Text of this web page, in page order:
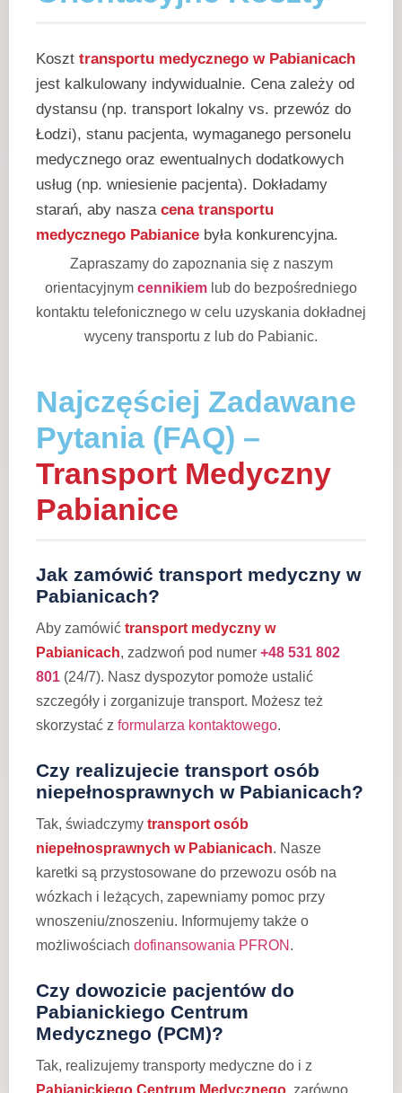
Koszt transportu medycznego w Pabianicach
jest kalkulowany indywidualnie. Cena zależy od
dystansu (np. transport lokalny vs. przewóz do
Łodzi), stanu pacjenta, wymaganego personelu
medycznego oraz ewentualnych dodatkowych
usług (np. wniesienie pacjenta). Dokładamy
starań, aby nasza cena transportu
medycznego Pabianice była konkurencyjna.
Zapraszamy do zapoznania się z naszym
orientacyjnym cennikiem lub do bezpośredniego
kontaktu telefonicznego w celu uzyskania dokładnej
wyceny transportu z lub do Pabianic.
Najczęściej Zadawane
Pytania (FAQ) –
Transport Medyczny
Pabianice
Jak zamówić transport medyczny w
Pabianicach?
Aby zamówić transport medyczny w
Pabianicach, zadzwoń pod numer +48 531 802
801 (24/7). Nasz dyspozytor pomoże ustalić
szczegóły i zorganizuje transport. Możesz też
skorzystać z formularza kontaktowego.
Czy realizujecie transport osób
niepełnosprawnych w Pabianicach?
Tak, świadczymy transport osób
niepełnosprawnych w Pabianicach. Nasze
karetki są przystosowane do przewozu osób na
wózkach i leżących, zapewniamy pomoc przy
wnoszeniu/znoszeniu. Informujemy także o
możliwościach dofinansowania PFRON .
Czy dowozicie pacjentów do
Pabianickiego Centrum
Medycznego (PCM)?
Tak, realizujemy transporty medyczne do i z
Pabianickiego Centrum Medycznego , zarówno